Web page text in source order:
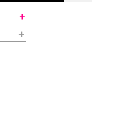
＋
＋